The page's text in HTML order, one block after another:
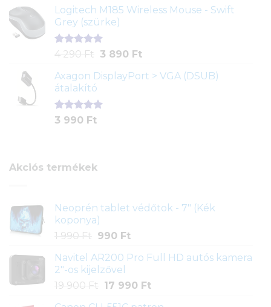
5-ből,
értékelés
alapján
Logitech M185 Wireless Mouse - Swift
Grey (szürke)
Értékelés
ből,
1
értékelés
alapján
4 290 Ft
Original
was:
290 Ft.
3 890 FtCurrent
is:
Axagon DisplayPort > VGA (DSUB)
átalakító
Értékelés
1
3 990 Ft
Akciós termékek
Neoprén tablet védőtok - 7" (Kék
koponya)
1 990 Ft
Original
was:
1
990 Ft.
990 FtCurrent
is:
Navitel AR200 Pro Full HD autós kamera
2"-os kijelzővel
19 900 Ft
Original
17 990 FtCurrent